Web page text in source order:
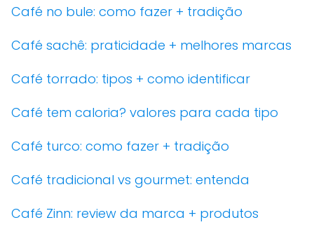
Café no bule: como fazer + tradição
Café sachê: praticidade + melhores marcas
Café torrado: tipos + como identificar
Café tem caloria? valores para cada tipo
Café turco: como fazer + tradição
Café tradicional vs gourmet: entenda
Café Zinn: review da marca + produtos